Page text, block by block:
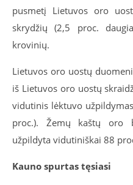
pusmetį Lietuvos oro
skrydžių (2,5 proc.
krovinių.
Lietuvos oro uostų
iš Lietuvos oro uostų
vidutinis lėktuvo
proc.). Žemų kaštų oro
užpildyta vidutiniškai 88
Kauno spurtas tęsiasi